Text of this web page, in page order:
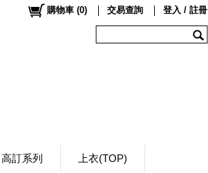
高訂系列 上衣(TOP)
購物車 (0) 交易查詢 登入 / 註冊